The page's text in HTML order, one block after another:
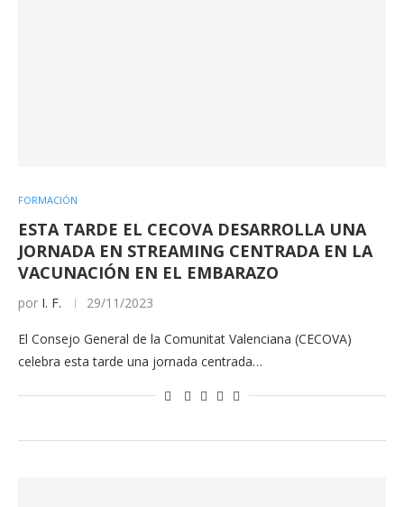
FORMACIÓN
ESTA TARDE EL CECOVA DESARROLLA UNA
JORNADA EN STREAMING CENTRADA EN LA
VACUNACIÓN EN EL EMBARAZO
por I. F. 29/11/2023
El Consejo General de la Comunitat Valenciana (CECOVA)
celebra esta tarde una jornada centrada…